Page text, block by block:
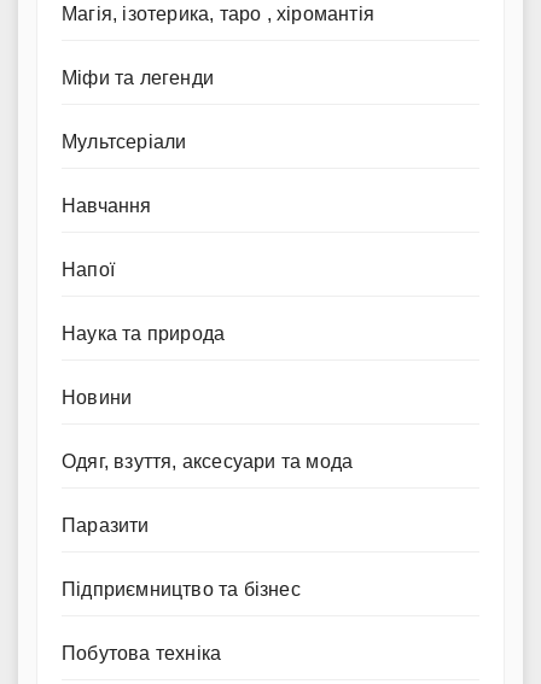
Магія, ізотерика, таро , хіромантія
Міфи та легенди
Мультсеріали
Навчання
Напої
Наука та природа
Новини
Одяг, взуття, аксесуари та мода
Паразити
Підприємництво та бізнес
Побутова техніка